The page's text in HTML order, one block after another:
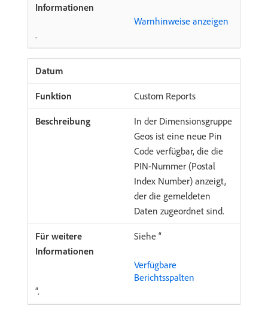
Warnhinweise anzeigen
.
Custom Reports
In der Dimensionsgruppe
Geos ist eine neue Pin
Code verfügbar, die die
PIN-Nummer (Postal
Index Number) anzeigt,
der die gemeldeten
Daten zugeordnet sind.
Siehe “
Verfügbare
Berichtsspalten
”.